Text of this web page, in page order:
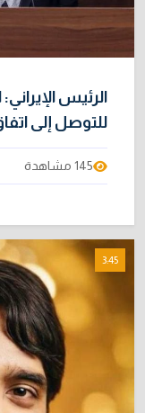
الرئيس
للتوصل إلى
145 مشاهدة
3:45